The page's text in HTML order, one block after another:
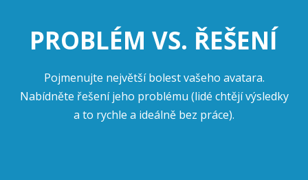
PROBLÉM VS. ŘEŠENÍ
Pojmenujte největší bolest vašeho avatara.
Nabídněte řešení jeho problému (lidé chtějí výsledky
a to rychle a ideálně bez práce).